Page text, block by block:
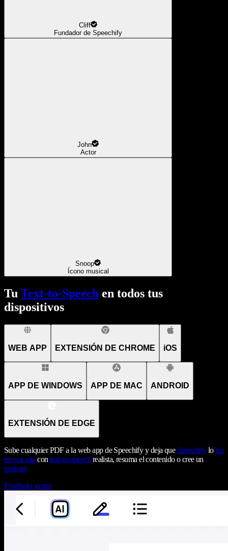
Cliff
Fundador de Speechify
John
Actor
Snoop
Ícono musical
Tu Text-to-Speech en todos tus
dispositivos
WEB APP EXTENSIÓN DE CHROME iOS
APP DE WINDOWS APP DE MAC ANDROID
EXTENSIÓN DE EDGE
Sube cualquier PDF a la web app de Speechify y deja que Speechifylolea
en voz alta context-to-speech realista, resuma el contenido o cree un
podcast
Pruébalo gratis